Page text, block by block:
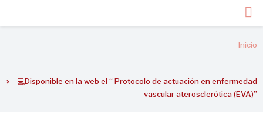
ayuda
Inicio
💻Disponible en la web el “ Protocolo de actuación en enfermedad
vascular aterosclerótica (EVA)”